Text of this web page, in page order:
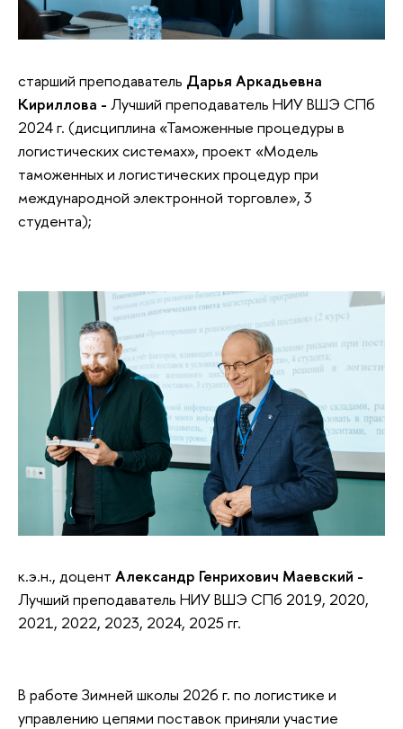
старший преподаватель Дарья Аркадьевна
Кириллова - Лучший преподаватель НИУ ВШЭ СПб
2024 г. (дисциплина «Таможенные процедуры в
логистических системах», проект «Модель
таможенных и логистических процедур при
международной электронной торговле», 3
студента);
к.э.н., доцент Александр Генрихович Маевский -
Лучший преподаватель НИУ ВШЭ СПб 2019, 2020,
2021, 2022, 2023, 2024, 2025 гг.
В работе Зимней школы 2026 г. по логистике и
управлению цепями поставок приняли участие